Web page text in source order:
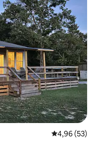
Classificação
4,96 (53)